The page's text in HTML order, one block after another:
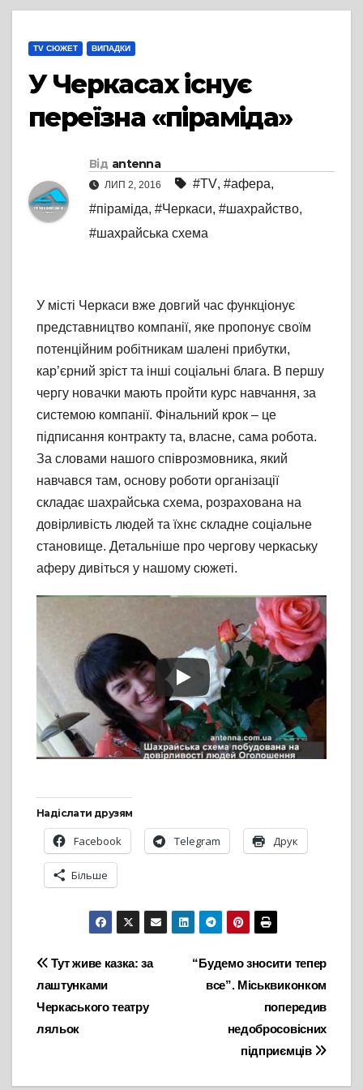
TV СЮЖЕТ ВИПАДКИ
У Черкасах існує
переїзна «піраміда»
Від antenna
ЛИП 2, 2016 #TV, #афера,
#піраміда, #Черкаси, #шахрайство,
#шахрайська схема
У місті Черкаси вже довгий час функціонує
представництво компанії, яке пропонує своїм
потенційним робітникам шалені прибутки,
кар’єрний зріст та інші соціальні блага. В першу
чергу новачки мають пройти курс навчання, за
системою компанії. Фінальний крок – це
підписання контракту та, власне, сама робота.
За словами нашого співрозмовника, який
навчався там, основу роботи організації
складає шахрайська схема, розрахована на
довірливість людей та їхнє складне соціальне
становище. Детальніше про чергову черкаську
аферу дивіться у нашому сюжеті.
Надіслати друзям
Facebook Telegram Друк
Більше
Навігація
записів
“Будемо зносити тепер
все”. Міськвиконком
попередив
недобросовісних
підприємців
Тут живе казка: за
лаштунками
Черкаського театру
ляльок